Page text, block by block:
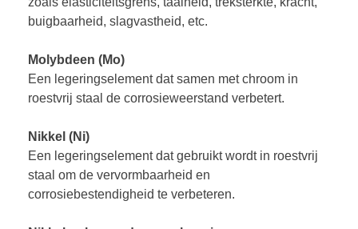
buigbaarheid, slagvastheid, etc.
Molybdeen (Mo)
Een legeringselement dat samen met chroom in
roestvrij staal de corrosieweerstand verbetert.
Nikkel (Ni)
Een legeringselement dat gebruikt wordt in roestvrij
staal om de vervormbaarheid en
corrosiebestendigheid te verbeteren.